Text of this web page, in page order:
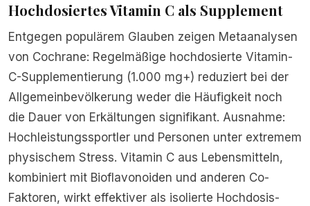
Hochdosiertes Vitamin C als Supplement
Entgegen populärem Glauben zeigen Metaanalysen
von Cochrane: Regelmäßige hochdosierte Vitamin-
C-Supplementierung (1.000 mg+) reduziert bei der
Allgemeinbevölkerung weder die Häufigkeit noch
die Dauer von Erkältungen signifikant. Ausnahme:
Hochleistungssportler und Personen unter extremem
physischem Stress. Vitamin C aus Lebensmitteln,
kombiniert mit Bioflavonoiden und anderen Co-
Faktoren, wirkt effektiver als isolierte Hochdosis-